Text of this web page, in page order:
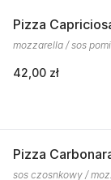
Pizza
mozzarella / sos
42,00 zł
Pizza
sos czosnkowy /